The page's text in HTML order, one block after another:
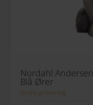
Nordahl Andersen Sparebøsse Elefant M.
Blå Ører
Gratis gravering